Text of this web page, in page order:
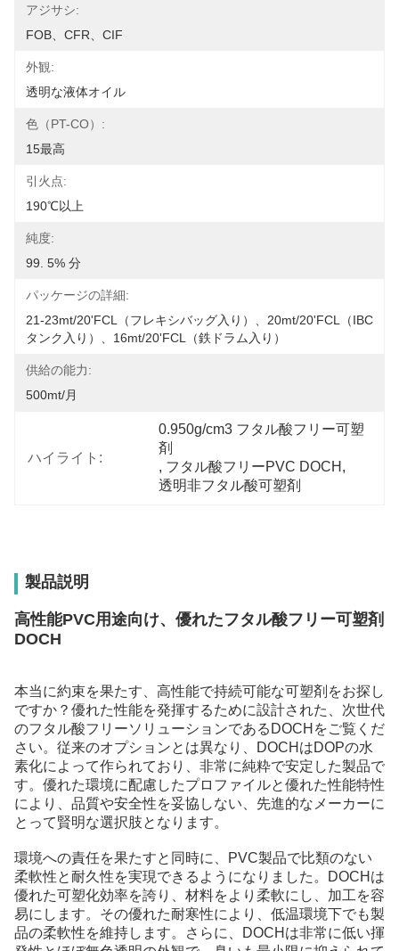
アジサシ:
FOB、CFR、CIF
外観:
透明な液体オイル
色（PT-CO）:
15最高
引火点:
190℃以上
純度:
99. 5% 分
パッケージの詳細:
21-23mt/20'FCL（フレキシバッグ入り）、20mt/20'FCL（IBC
タンク入り）、16mt/20'FCL（鉄ドラム入り）
供給の能力:
500mt/月
ハイライト:
0.950g/cm3 フタル酸フリー可塑
剤
, フタル酸フリーPVC DOCH ,
透明非フタル酸可塑剤
製品説明
高性能PVC用途向け、優れたフタル酸フリー可塑剤
DOCH
本当に約束を果たす、高性能で持続可能な可塑剤をお探し
ですか？優れた性能を発揮するために設計された、次世代
のフタル酸フリーソリューションであるDOCHをご覧くだ
さい。従来のオプションとは異なり、DOCHはDOPの水
素化によって作られており、非常に純粋で安定した製品で
す。優れた環境に配慮したプロファイルと優れた性能特性
により、品質や安全性を妥協しない、先進的なメーカーに
とって賢明な選択肢となります。
環境への責任を果たすと同時に、PVC製品で比類のない
柔軟性と耐久性を実現できるようになりました。DOCHは
優れた可塑化効率を誇り、材料をより柔軟にし、加工を容
易にします。その優れた耐寒性により、低温環境下でも製
品の柔軟性を維持します。さらに、DOCHは非常に低い揮